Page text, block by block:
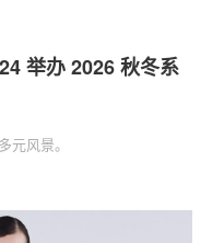
举办 2026 秋冬系
元风景。